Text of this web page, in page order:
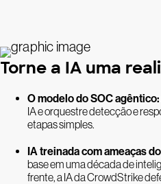
Torne a IA uma
O modelo do SOC agêntico:
IA e orquestre detecção e
etapas simples.
IA treinada com ameaças
base em uma década de
frente, a IA da CrowdStrike